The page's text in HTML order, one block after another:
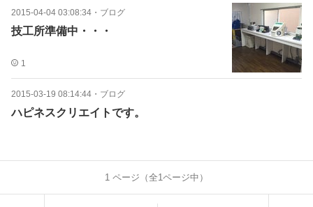
2015-04-04 03:08:34 ・ ブログ
技工所準備中・・・
1
2015-03-19 08:14:44 ・ ブログ
ハピネスクリエイトです。
1 ページ（全1ページ中）